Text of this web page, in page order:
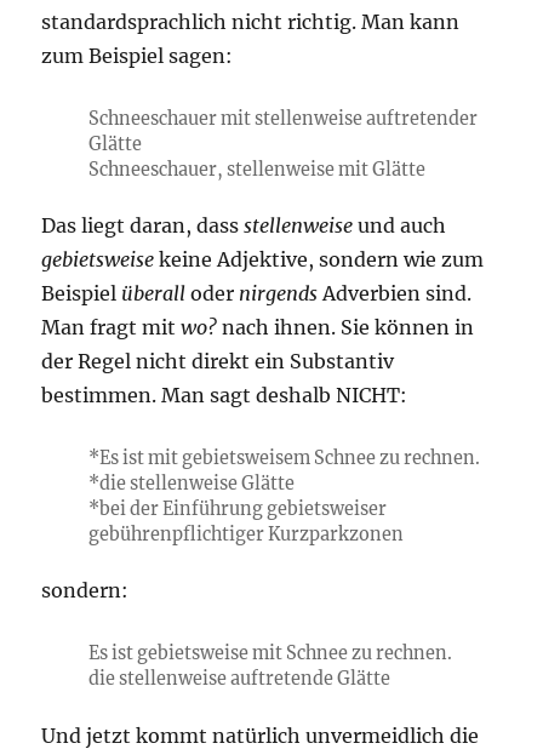
standardsprachlich nicht richtig. Man kann
zum Beispiel sagen:
Schneeschauer mit stellenweise auftretender
Glätte
Schneeschauer, stellenweise mit Glätte
Das liegt daran, dassstellenweise und auch
gebietsweise keine Adjektive, sondern wie zum
Beispiel überall oder nirgendsAdverbien sind.
Man fragt mitwo?nach ihnen. Sie können in
der Regel nicht direkt ein Substantiv
bestimmen. Man sagt deshalb NICHT:
*Es ist mit gebietsweisem Schnee zu rechnen.
*die stellenweise Glätte
*bei der Einführung gebietsweiser
gebührenpflichtiger Kurzparkzonen
sondern:
Es ist gebietsweise mit Schnee zu rechnen.
die stellenweise auftretende Glätte
Und jetzt kommt natürlich unvermeidlich die